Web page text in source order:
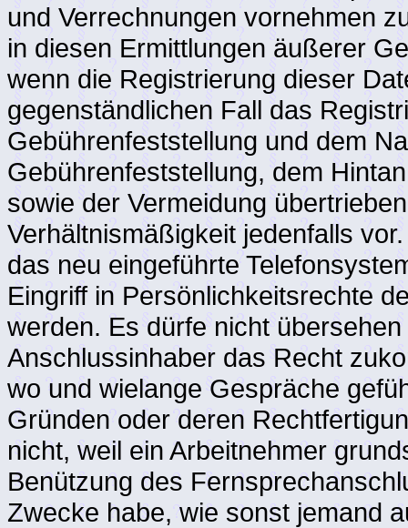
und Verrechnungen vornehmen
in diesen Ermittlungen äußerer
wenn die Registrierung dieser
gegenständlichen Fall das
Gebührenfeststellung und dem
Gebührenfeststellung, dem
sowie der Vermeidung
Verhältnismäßigkeit jedenfalls
das neu eingeführte
Eingriff in Persönlichkeitsrechte
werden. Es dürfe nicht
Anschlussinhaber das Recht
wo und wielange Gespräche
Gründen oder deren
nicht, weil ein Arbeitnehmer
Benützung des
Zwecke habe, wie sonst jemand